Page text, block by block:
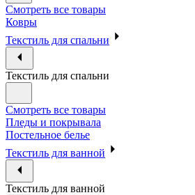
Смотреть все товары
Ковры
Текстиль для спальни
Текстиль для спальни
Смотреть все товары
Пледы и покрывала
Постельное белье
Текстиль для ванной
Текстиль для ванной